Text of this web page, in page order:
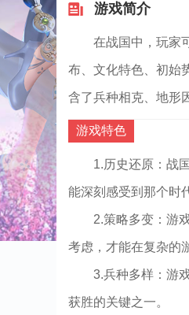
游戏简介
在战国中，玩家
布、文化特色、初始
含了兵种相克、地形
游戏特色
1.历史还原：战
能深刻感受到那个时
2.策略多变：游
考虑，才能在复杂的
3.兵种多样：游
获胜的关键之一。